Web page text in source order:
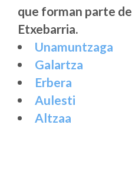
que forman parte
Etxebarria.
Unamuntzaga
Galartza
Erbera
Aulesti
Altzaa